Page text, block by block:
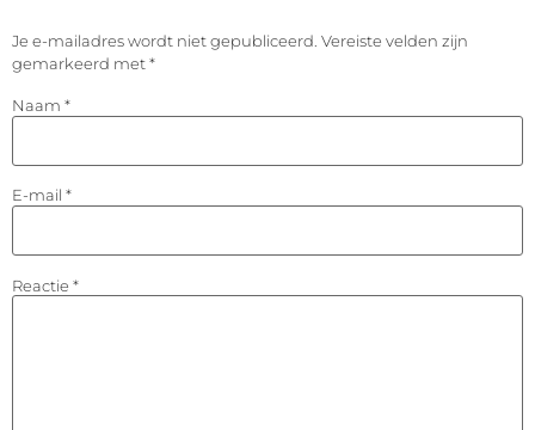
Je e-mailadres wordt niet gepubliceerd. Vereiste velden zijn
gemarkeerd met*
Naam *
E-mail *
Reactie *